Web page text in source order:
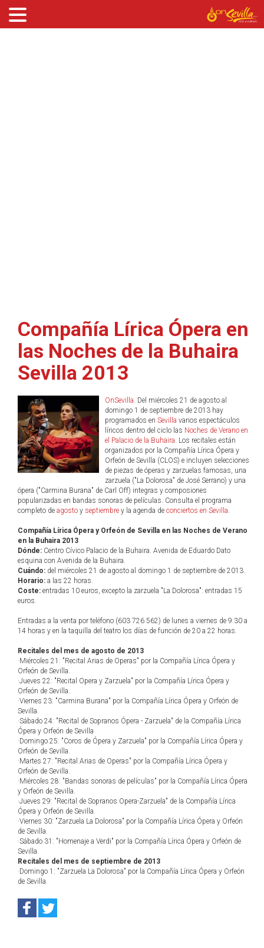
Compañía Lírica Ópera en
las Noches de la Buhaira
Sevilla 2013
OnSevilla. Del miércoles 21 de agosto al
domingo 1 de septiembre de 2013 hay
programados en Sevilla varios espectáculos
líricos dentro del ciclo las Noches de Verano en
el Palacio de la Buhaira. Los recitales están
organizados por la Compañía Lírica Ópera y
Orfeón de Sevilla (CLOS) e incluyen selecciones
de piezas de óperas y zarzuelas famosas, una
zarzuela ("La Dolorosa" de José Serrano) y una
ópera ("Carmina Burana" de Carl Off) integras y composiones
popularizadas en bandas sonoras de películas. Consulta el programa
completo de agosto y septiembre y la agenda de conciertos en Sevilla.
Compañía Lírica Ópera y Orfeón de Sevilla en las Noches de Verano
en la Buhaira 2013
Dónde: Centro Cívico Palacio de la Buhaira. Avenida de Eduardo Dato
esquina con Avenida de la Buhaira.
Cuándo: del miércoles 21 de agosto al domingo 1 de septiembre de 2013.
Horario: a las 22 horas.
Coste: entradas 10 euros, excepto la zarzuela "La Dolorosa": entradas 15
euros.
Entradas a la venta por teléfono (603 726 562) de lunes a viernes de 9:30 a
14 horas y en la taquilla del teatro los días de función de 20 a 22 horas.
Recitales del mes de agosto de 2013
·Miércoles 21: "Recital Arias de Operas" por la Compañía Lírica Ópera y
Orfeón de Sevilla.
·Jueves 22: "Recital Opera y Zarzuela" por la Compañía Lírica Ópera y
Orfeón de Sevilla.
·Viernes 23: "Carmina Burana" por la Compañía Lírica Ópera y Orfeón de
Sevilla.
·Sábado 24: "Recital de Sopranos Ópera - Zarzuela" de la Compañía Lírica
Ópera y Orfeón de Sevilla
·Domingo 25: "Coros de Ópera y Zarzuela" por la Compañía Lírica Ópera y
Orfeón de Sevilla.
·Martes 27: "Recital Arias de Operas" por la Compañía Lírica Ópera y
Orfeón de Sevilla.
·Miércoles 28: "Bandas sonoras de películas" por la Compañía Lírica Ópera
y Orfeón de Sevilla.
·Jueves 29: "Recital de Sopranos Opera-Zarzuela" de la Compañía Lírica
Ópera y Orfeón de Sevilla.
·Viernes 30: "Zarzuela La Dolorosa" por la Compañía Lírica Ópera y Orfeón
de Sevilla.
·Sábado 31: "Homenaje a Verdi" por la Compañía Lírica Ópera y Orfeón de
Sevilla.
Recitales del mes de septiembre de 2013
·Domingo 1: "Zarzuela La Dolorosa" por la Compañía Lírica Ópera y Orfeón
de Sevilla.